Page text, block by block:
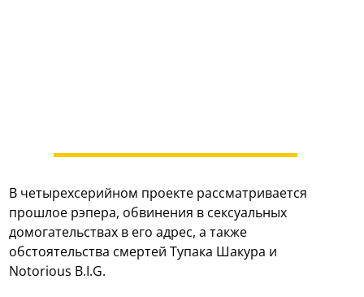
В четырехсерийном проекте рассматривается
прошлое рэпера, обвинения в сексуальных
домогательствах в его адрес, а также
обстоятельства смертей Тупака Шакура и
Notorious B.I.G.